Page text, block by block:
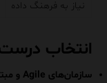
نیاز به فرهنگ داده
انتخاب
سازمان‌های Agile و مبتنی بر استقلال تیمی →